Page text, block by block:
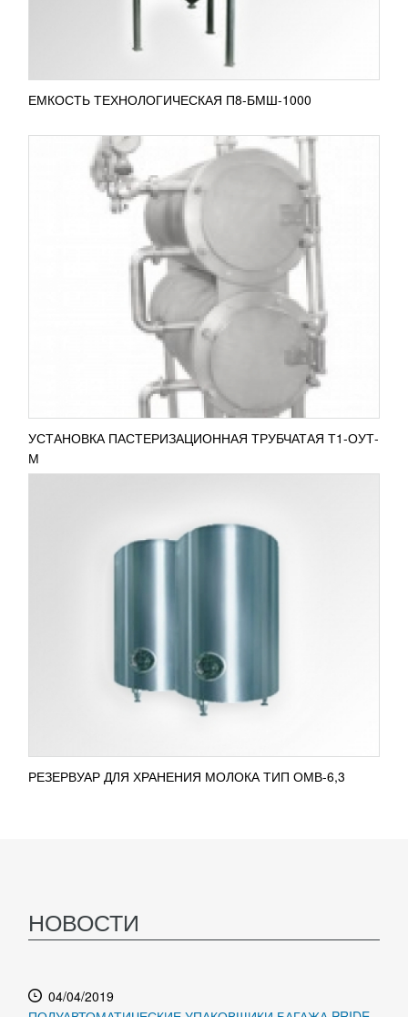
ЕМКОСТЬ ТЕХНОЛОГИЧЕСКАЯ П8-БМШ-1000
УСТАНОВКА ПАСТЕРИЗАЦИОННАЯ ТРУБЧАТАЯ Т1-ОУТ-
М
РЕЗЕРВУАР ДЛЯ ХРАНЕНИЯ МОЛОКА
RUB
Вертикальный резервуар для хранения молока
модели ОМВ-6,3 представляет собой емкость
цилиндрической формы, объемом 6 300 л. Сосуд
РЕЗЕРВУАР ДЛЯ ХРАНЕНИЯ МОЛОКА ТИП ОМВ-6,3
НОВОСТИ
04/04/2019